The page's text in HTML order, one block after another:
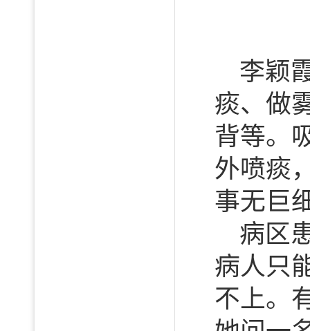
李颖
痰、做
背等。
外喷痰
事无巨
病区
病人只
不上。